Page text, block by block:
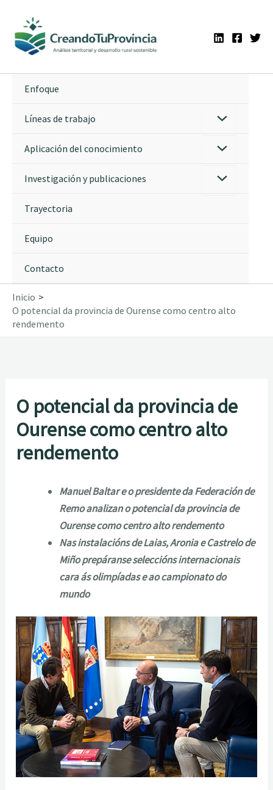
contenido
Enfoque
Líneas de trabajo
Aplicación del conocimiento
Investigación y publicaciones
Trayectoria
Equipo
Contacto
Inicio
O potencial da provincia de Ourense como centro alto
rendemento
O potencial da provincia de
Ourense como centro alto
rendemento
Manuel Baltar e o presidente da Federación de
Remo analizan o potencial da provincia de
Ourense como centro alto rendemento
Nas instalacións de Laias, Aronia e Castrelo de
Miño prepáranse seleccións internacionais
cara ás olimpíadas e ao campionato do
mundo